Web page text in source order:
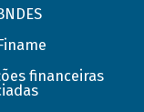
financeiras